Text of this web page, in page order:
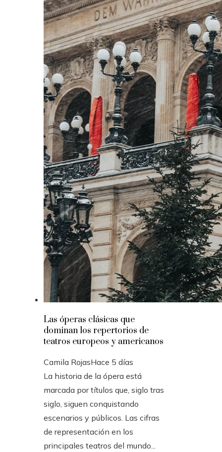
Las óperas clásicas que
dominan los repertorios de
teatros europeos y americanos
Camila RojasHace 5 días
La historia de la ópera está
marcada por títulos que, siglo tras
siglo, siguen conquistando
escenarios y públicos. Las cifras
de representación en los
principales teatros del mundo...